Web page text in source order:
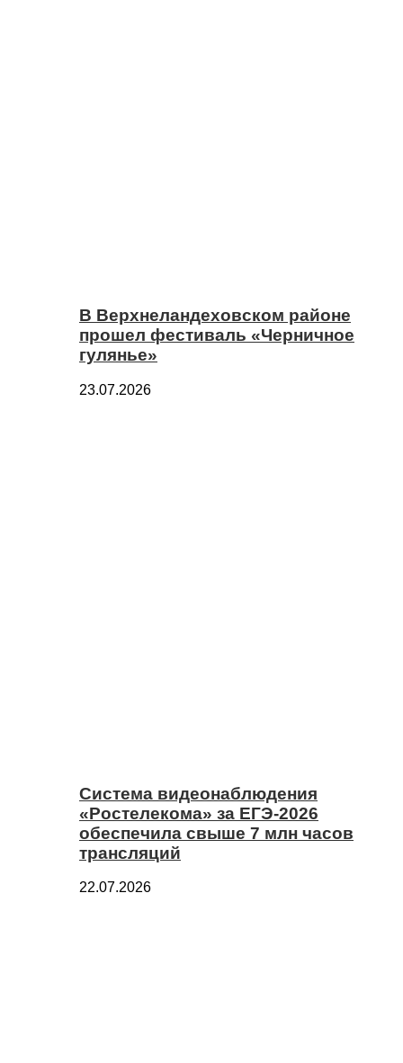
В Верхнеландеховском районе
прошел фестиваль «Черничное
гулянье»
23.07.2026
Система видеонаблюдения
«Ростелекома» за ЕГЭ-2026
обеспечила свыше 7 млн часов
трансляций
22.07.2026